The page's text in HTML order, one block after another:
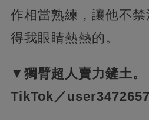
作相當熟練，讓他不
得我眼睛熱熱的。」
▼獨臂超人賣力鏟土。
TikTok／